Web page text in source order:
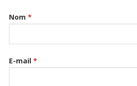
Nom *
E-mail *